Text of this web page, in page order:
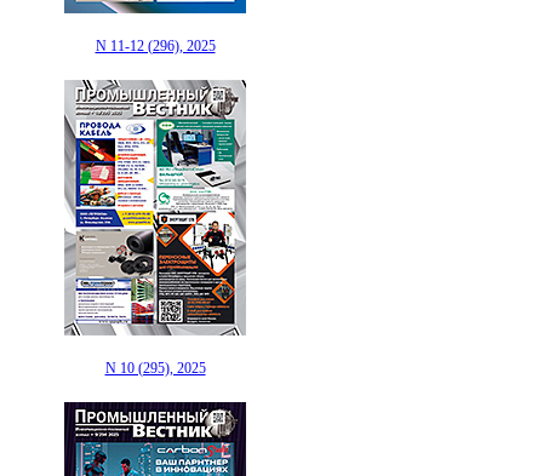
N 11-12 (296), 2025
N 10 (295), 2025